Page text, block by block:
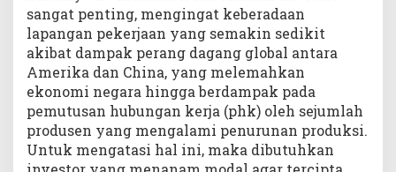
sangat penting, mengingat keberadaan
lapangan pekerjaan yang semakin sedikit
akibat dampak perang dagang global antara
Amerika dan China, yang melemahkan
ekonomi negara hingga berdampak pada
pemutusan hubungan kerja (phk) oleh sejumlah
produsen yang mengalami penurunan produksi.
Untuk mengatasi hal ini, maka dibutuhkan